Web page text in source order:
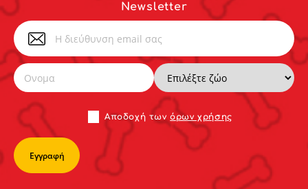
Newsletter
Αποδoχή τωνόρων χρήσης